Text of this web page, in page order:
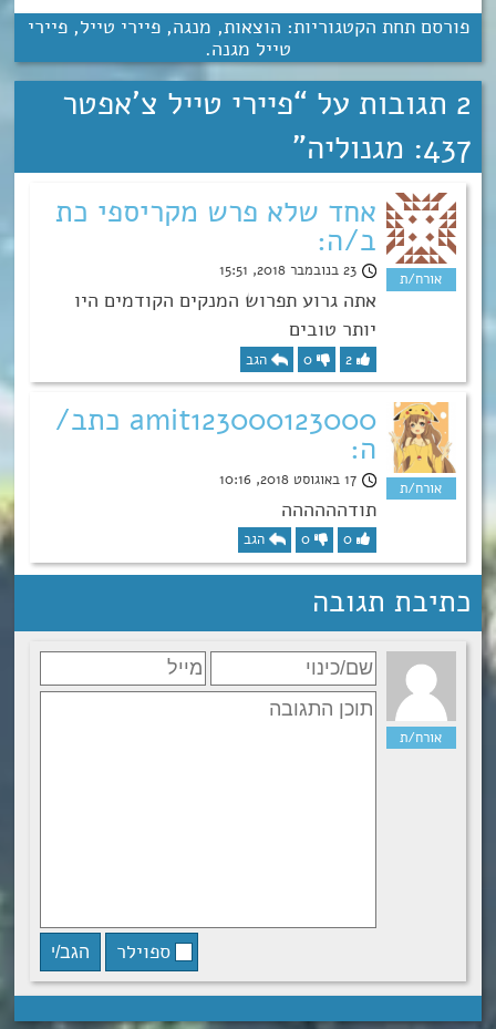
פורסם תחת הקטגוריות: הוצאות, מנגה,פיירי טייל,פיירי
טייל מגנה.
2 תגובות על “
פיירי טייל צ’אפטר
437: מגנוליה
”
אחד שלא פרש מקריספי כת
ב/ה:
23 בנובמבר 2018, 15:51
אתה גרוע תפרוש המנקים הקודמים היו
יותר טובים
2
0 הגב
amit123000123000 כתב/
ה:
17 באוגוסט 2018, 10:16
תודהההההה
0
0 הגב
כתיבת תגובה
ספוילר